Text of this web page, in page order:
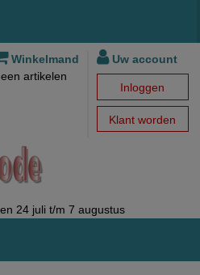
Winkelmand
artikelen
Uw account
Inloggen
Klant worden
24 juli t/m 7 augustus